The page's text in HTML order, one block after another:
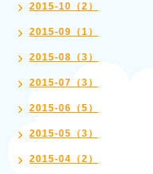
2015-10（2）
2015-09（1）
2015-08（3）
2015-07（3）
2015-06（5）
2015-05（3）
2015-04（2）